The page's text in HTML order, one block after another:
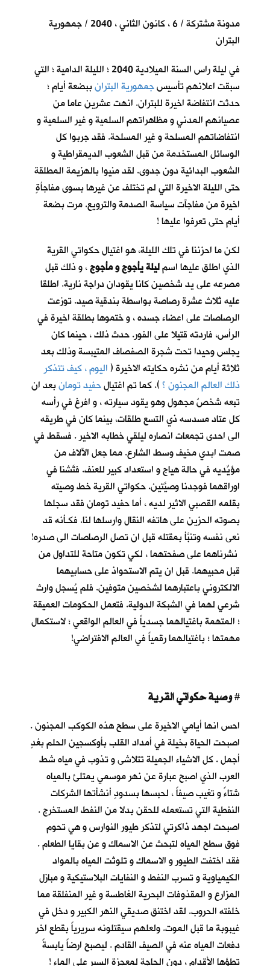
مدونة مشتركة / 6 ، كانون الثاني ، 2040 / جمهورية
البتران
في ليلة راس السنة الميلادية 2040 ؛ الليلة الدامية ؛ التي
سبقت اعلانهم تأسيسجمهورية البترانببضعة أيام ؛
حدثت انتفاضة اخيرة للبتران. انهت عشرين عاما من
عصيانهم المدني و مظاهراتهم السلمية و غير السلمية و
انتفاضاتهم المسلحة و غير المسلحة. فقد جربوا كل
الوسائل المستخدمة من قبل الشعوب الديمقراطية و
الشعوب البدائية دون جدوى. لقد منيوا بالهزيمة المطلقة
حتى الليلة الاخيرة التي لم تختلف عن غيرها بسوى مفاجأةٍ
اخيرة من مفاجآت سياسة الصدمة والترويع. مرت بضعة
أيام حتى تعرفوا عليها !
لكن ما احزننا في تلك الليلة، هو اغتيال حكواتي القرية
الذي اطلق عليها اسمليلة يأجوج و مأجوج، و ذلك قبل
مصرعه على يد شخصين كانا يقودان دراجة نارية. اطلقا
عليه ثلاث عشرة رصاصة بواسطة بندقية صيد. توزعت
الرصاصات على اعضاء جسده ، و ختموها بطلقة اخيرة في
الرأس، فاردته قتيلا على الفور. حدث ذلك ، حينما كان
يجلس وحيدا تحت شجرة الصفصاف المتيبسة وذلك بعد
ثلاثة أيام من نشره حكايته الاخيرة (اليوم ، كيف تتذكر
ذلك العالم المجنون ؟). كما تم اغتيالحفيد تومانبعد ان
تبعه شخصٌ مجهول وهو يقود سيارته ، و افرغ في رأسه
كل عتاد مسدسه ذي التسع طلقات، بينما كان في طريقه
الى احدى تجمعات انصاره ليلقي خطابه الاخير . فسقط في
صمت ابدي مخيف وسط الشارع. مما جعل الآلاف من
مؤيِّديه في حالة هياج و استعداد كبير للعنف. فتَّشنا في
اوراقهما فوجدنا وصيَّتين. حكواتي القرية خط وصيته
بقلمه القصبي الاثير لديه ، أما حفيد تومان فقد سجلها
بصوته الحزين على هاتفه النقال وارسلها لنا. فكـأنه قد
نعى نفسه وتنبَّأ بمقتله قبل ان تصل الرصاصات الى صدره!
نشرناهما على صفحتهما ، لكي تكون متاحة للتداول من
قبل محبيهما. قبل ان يتم الاستحواذ على حسابيهما
الالكتروني باعتبارهما لشخصين متوفين. فلم يُسجل وارث
شرعي لهما في الشبكة الدولية. فتعمل الحكومات العميقة
؛ المتهمة باغتيالهما جسدياً في العالم الواقعي ؛ لاستكمال
مهمتها ؛ باغتيالهما رقمياً في العالم الافتراضي!
#وصية حكواتي القرية
احس انها أيامي الاخيرة على سطح هذه الكوكب المجنون .
اصبحت الحياة بخيلة في أمداد القلب بأوكسجين الحلم بغدٍ
أجمل . كل الاشياء الجميلة تتلاشى و تذوب في مياه شط
العرب الذي اصبح عبارة عن نهر موسمي يمتلئ بالمياه
شتاءً و تغيب صيفاً ، لحبسها بسدودٍ أنشأتها الشركات
النفطية التي تستعمله للحقن بدلا من النفط المستخرج .
اصبحت اجهد ذاكرتي لتذكر طيور النوارس و هي تحوم
فوق سطح المياه لتبحث عن الاسماك و عن بقايا الطعام .
فقد اختفت الطيور و الاسماك و تلوثت المياه بالمواد
الكيمياوية و تسرب النفط و النفايات البلاستيكية و مبازل
المزارع و المقذوفات البحرية الغاطسة و غير المنفلقة مما
خلفته الحروب. لقد اختنق صديقي النهر الكبير و دخل في
غيبوبة ما قبل الموت. ولعلهم سيقتلونه سريرياً بقطع اخر
دفعات المياه عنه في الصيف القادم . ليصبح ارضاً يابسةً
تطؤها الأقدام ، دون الحاجة لمعجزة السير على الماء !